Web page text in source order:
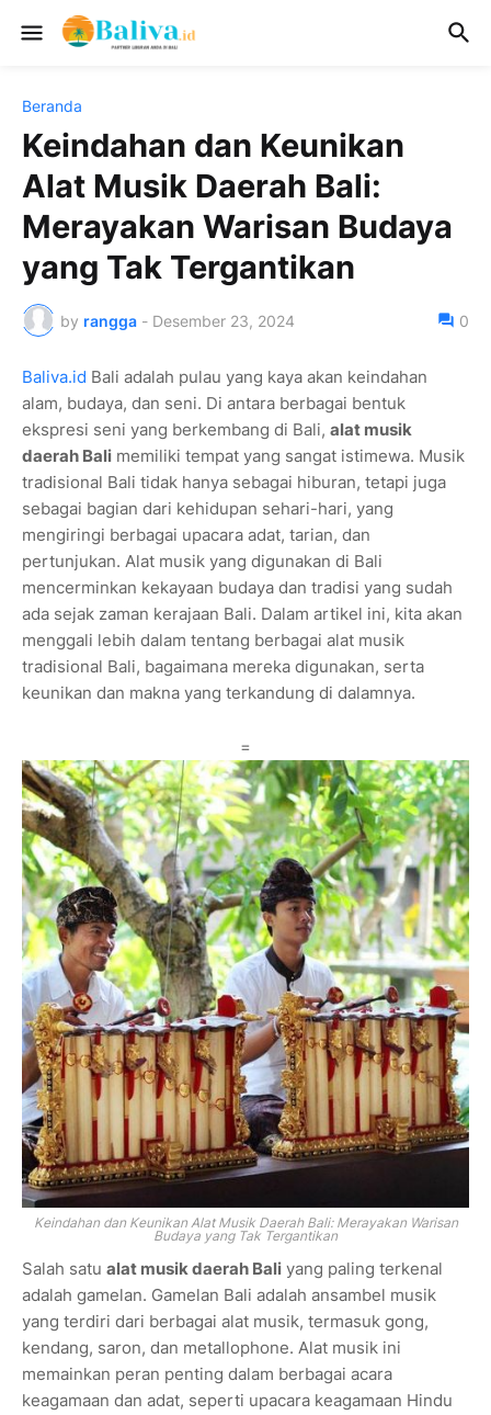
Beranda
Keindahan dan Keunikan
Alat Musik Daerah Bali:
Merayakan Warisan Budaya
yang Tak Tergantikan
by rangga - Desember 23, 2024 0
Baliva.id Bali adalah pulau yang kaya akan keindahan
alam, budaya, dan seni. Di antara berbagai bentuk
ekspresi seni yang berkembang di Bali, alat musik
daerah Bali memiliki tempat yang sangat istimewa. Musik
tradisional Bali tidak hanya sebagai hiburan, tetapi juga
sebagai bagian dari kehidupan sehari-hari, yang
mengiringi berbagai upacara adat, tarian, dan
pertunjukan. Alat musik yang digunakan di Bali
mencerminkan kekayaan budaya dan tradisi yang sudah
ada sejak zaman kerajaan Bali. Dalam artikel ini, kita akan
menggali lebih dalam tentang berbagai alat musik
tradisional Bali, bagaimana mereka digunakan, serta
keunikan dan makna yang terkandung di dalamnya.
=
Keindahan dan Keunikan Alat Musik Daerah Bali: Merayakan Warisan
Budaya yang Tak Tergantikan
Salah satu alat musik daerah Bali yang paling terkenal
adalah gamelan. Gamelan Bali adalah ansambel musik
yang terdiri dari berbagai alat musik, termasuk gong,
kendang, saron, dan metallophone. Alat musik ini
memainkan peran penting dalam berbagai acara
keagamaan dan adat, seperti upacara keagamaan Hindu